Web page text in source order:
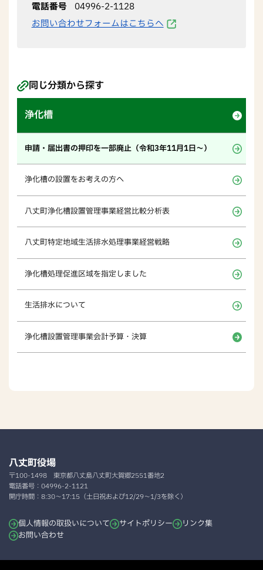
電話番号
04996-2-1128
お問い合わせフォームはこちらへ
同じ分類から探す
浄化槽
申請・届出書の押印を一部廃止（令和3年11月1日～）
浄化槽の設置をお考えの方へ
八丈町浄化槽設置管理事業経営比較分析表
八丈町特定地域生活排水処理事業経営戦略
浄化槽処理促進区域を指定しました
生活排水について
浄化槽設置管理事業会計予算・決算
八丈町役場
〒100-1498 東京都八丈島八丈町大賀郷2551番地2
電話番号： 04996-2-1121
開庁時間： 8:30～17:15（土日祝および12/29～1/3を除く）
個人情報の取扱いについて サイトポリシー
リンク集
お問い合わせ